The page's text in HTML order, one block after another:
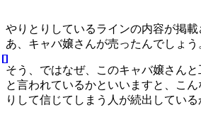
やりとりしているラインの内容が掲載
あ、キャバ嬢さんが売ったんでしょう
そう、ではなぜ、このキャバ嬢さん
と言われているかといいますと、こ
りして信じてしまう人が続出している